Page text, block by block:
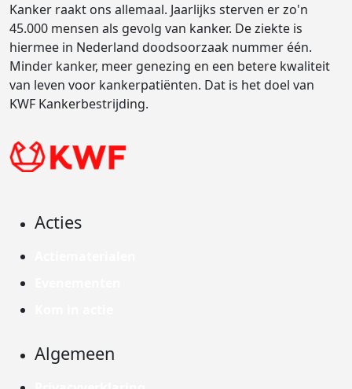
Kanker raakt ons allemaal. Jaarlijks sterven er zo'n
45.000 mensen als gevolg van kanker. De ziekte is
hiermee in Nederland doodsoorzaak nummer één.
Minder kanker, meer genezing en een betere kwaliteit
van leven voor kankerpatiënten. Dat is het doel van
KWF Kankerbestrijding.
Acties
Algemeen